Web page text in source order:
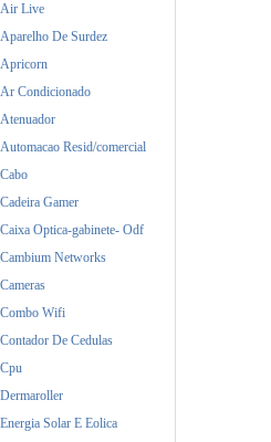
Satellite
TP-Link
Ubiquiti
Yealink
Zebra
Air Live
Aparelho De Surdez
Apricorn
Ar Condicionado
Atenuador
Automacao Resid/comercial
Cabo
Cadeira Gamer
Caixa Optica-gabinete- Odf
Cambium Networks
Cameras
Combo Wifi
Contador De Cedulas
Cpu
Dermaroller
Energia Solar E Eolica